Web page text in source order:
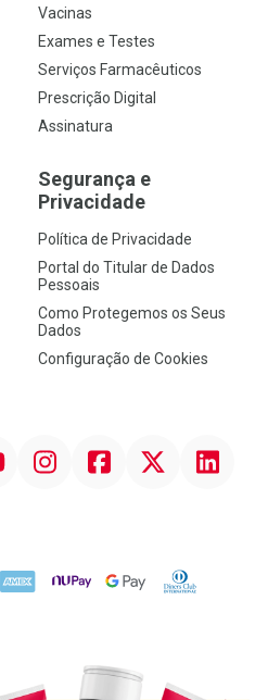
Vacinas
Exames e Testes
Serviços Farmacêuticos
Prescrição Digital
Assinatura
Segurança e
Privacidade
Política de Privacidade
Portal do Titular de Dados
Pessoais
Como Protegemos os Seus
Dados
Configuração de Cookies
InstagramFacebook Linkedin
AMEX NuPay Google PayDiners Club